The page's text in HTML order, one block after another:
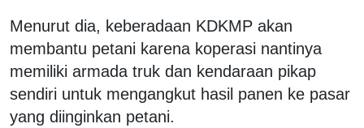
Menurut dia, keberadaan KDKMP akan
membantu petani karena koperasi nantinya
memiliki armada truk dan kendaraan pikap
sendiri untuk mengangkut hasil panen ke pasar
yang diinginkan petani.